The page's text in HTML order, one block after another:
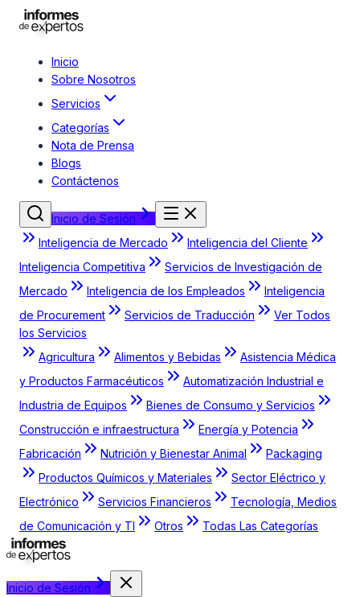
Inicio
Sobre Nosotros
Servicios
Categorías
Nota de Prensa
Blogs
Contáctenos
Inicio de Sesión
Inteligencia de Mercado
Inteligencia del Cliente
Inteligencia Competitiva
Servicios de Investigación de
Mercado
Inteligencia de los Empleados
Inteligencia
de Procurement
Servicios de Traducción
Ver Todos
los Servicios
Agricultura
Alimentos y Bebidas
Asistencia Médica
y Productos Farmacéuticos
Automatización Industrial e
Industria de Equipos
Bienes de Consumo y Servicios
Construcción e infraestructura
Energía y Potencia
Fabricación
Nutrición y Bienestar Animal
Packaging
Productos Químicos y Materiales
Sector Eléctrico y
Electrónico
Servicios Financieros
Tecnología, Medios
de Comunicación y TI
Otros Todas Las Categorías
Inicio de Sesión